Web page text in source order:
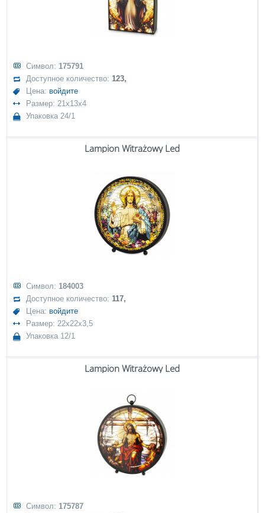
Символ: 175791
Доступное количество:123,
Цена: войдите
Размер: 21x13x4
Упаковка 24/1
Lampion Witrażowy Led
Символ: 184003
Доступное количество:117,
Цена: войдите
Размер: 22x22x3,5
Упаковка 12/1
Lampion Witrażowy Led
Символ: 175787